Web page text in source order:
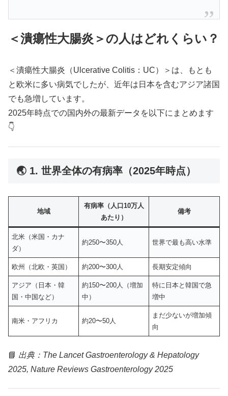
＜潰瘍性大腸炎＞の人はどれくらい？
＜潰瘍性大腸炎（Ulcerative Colitis：UC）＞は、もとも
と欧米に多い病気でしたが、近年は日本を含むアジア諸国
でも急増しています。
2025年時点での国内外の最新データを以下にまとめます
👇
🌏 1. 世界全体の有病率（2025年時点）
地域
有病率（人口10万人
あたり）
備考
北米（米国・カナ
ダ）
約250〜350人 世界で最も高い水準
欧州（北欧・英国） 約200〜300人 長期安定傾向
アジア（日本・韓
国・中国など）
約150〜200人（増加
中）
特に日本と韓国で急
増中
南米・アフリカ 約20〜50人
まだ少ないが増加傾
向
📘 出典：The Lancet Gastroenterology & Hepatology
2025, Nature Reviews Gastroenterology 2025